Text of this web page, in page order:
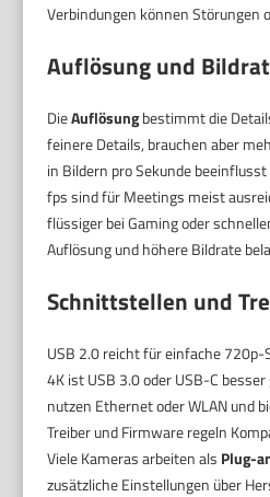
Verbindungen können Störungen
Auflösung und
DieAuflösungbestimmt die
feinere Details, brauchen aber
in Bildern pro Sekunde
fps sind für Meetings meist
flüssiger bei Gaming oder
Auflösung und höhere Bildrate
Schnittstellen und
USB 2.0 reicht für einfache
4K ist USB 3.0 oder USB-C
nutzen Ethernet oder WLAN und
Treiber und Firmware regeln
Viele Kameras arbeiten als Plug-
zusätzliche Einstellungen über